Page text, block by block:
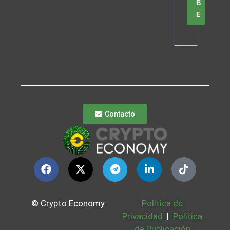
B
E
Contacto
© Crypto Economy
Política de
Privacidad | Política